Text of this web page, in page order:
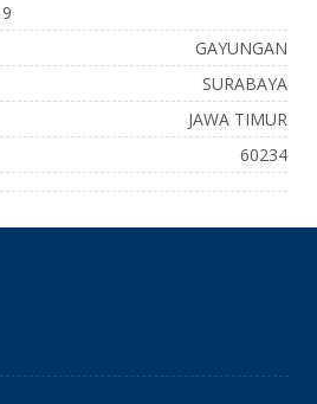
GAYUNGAN
SURABAYA
JAWA TIMUR
60234